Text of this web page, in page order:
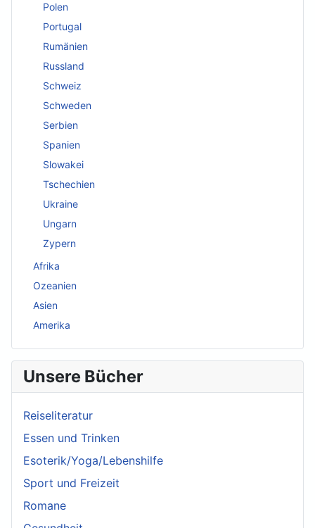
Polen
Portugal
Rumänien
Russland
Schweiz
Schweden
Serbien
Spanien
Slowakei
Tschechien
Ukraine
Ungarn
Zypern
Afrika
Ozeanien
Asien
Amerika
Unsere Bücher
Reiseliteratur
Essen und Trinken
Esoterik/Yoga/Lebenshilfe
Sport und Freizeit
Romane